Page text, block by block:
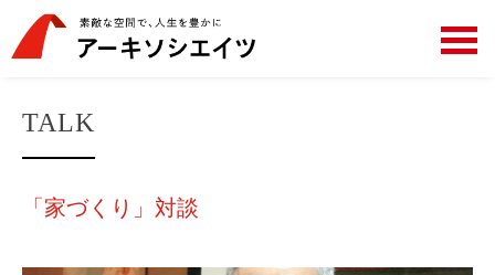
TALK
「家づくり」対談